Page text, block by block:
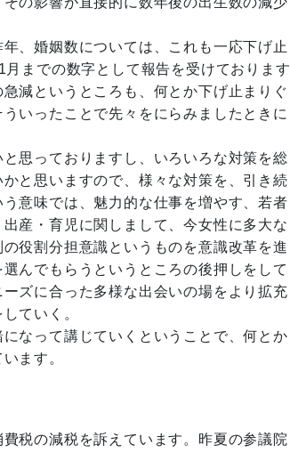
、婚姻数については、これも一応下げ止
までの数字として報告を受けております
減というところも、何とか下げ止まりぐ
いったことで先々をにらみましたときに
思っておりますし、いろいろな対策を総
と思いますので、様々な対策を、引き続
意味では、魅力的な仕事を増やす、若者
産・育児に関しまして、今女性に多大な
役割分担意識というものを意識改革を進
んでもらうというところの後押しをして
ズに合った多様な出会いの場をより拡充
ていく。
なって講じていくということで、何とか
ます。
税の減税を訴えています。昨夏の参議院